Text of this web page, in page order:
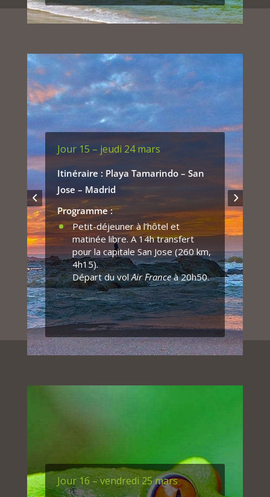
Jour 15 – jeudi 24 mars
Itinéraire : Playa Tamarindo – San
Jose – Madrid
Programme :
Petit-déjeuner à l’hôtel et
matinée libre. A 14h transfert
pour la capitale San Jose (260 km,
4h15).
Départ du volAir Franceà 20h50.
Jour 16 – vendredi 25 mars